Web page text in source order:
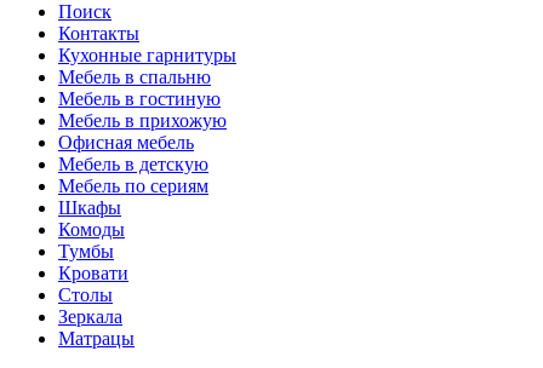
Поиск
Контакты
Кухонные гарнитуры
Мебель в спальню
Мебель в гостиную
Мебель в прихожую
Офисная мебель
Мебель в детскую
Мебель по сериям
Шкафы
Комоды
Тумбы
Кровати
Столы
Зеркала
Матрацы